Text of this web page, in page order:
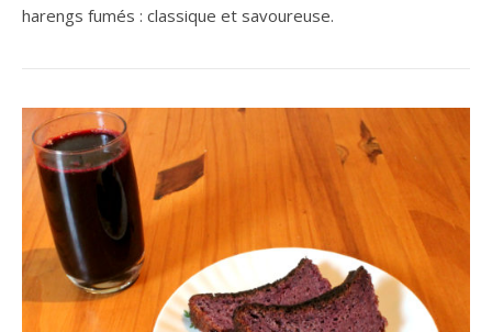
harengs fumés : classique et savoureuse.